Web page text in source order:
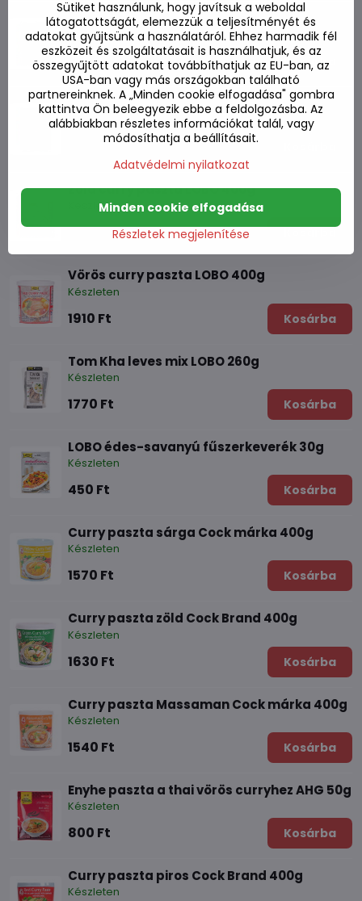
Paszta Tom Kha leveshez LOBO 50g
Készleten
410 Ft Kosárba
Paszta Tom Yum leveshez LOBO 30g
Készleten
390 Ft
Zöld curry paszta LOBO 400g
Készleten
1770 Ft
Vörös curry paszta LOBO 400g
Készleten
1910 Ft Kosárba
Tom Kha leves mix LOBO 260g
Készleten
1770 Ft Kosárba
LOBO édes-savanyú fűszerkeverék 30g
Készleten
450 Ft Kosárba
Curry paszta sárga Cock márka 400g
Készleten
1570 Ft Kosárba
Curry paszta zöld Cock Brand 400g
Készleten
1630 Ft Kosárba
Curry paszta Massaman Cock márka 400g
Készleten
1540 Ft Kosárba
Enyhe paszta a thai vörös curryhez AHG 50g
Készleten
800 Ft Kosárba
Curry paszta piros Cock Brand 400g
Készleten
Sütiket használunk, hogy javítsuk a weboldal
látogatottságát, elemezzük a teljesítményét és
adatokat gyűjtsünk a használatáról. Ehhez harmadik fél
eszközeit és szolgáltatásait is használhatjuk, és az
összegyűjtött adatokat továbbíthatjuk az EU-ban, az
USA-ban vagy más országokban található
partnereinknek. A „Minden cookie elfogadása" gombra
kattintva Ön beleegyezik ebbe a feldolgozásba. Az
alábbiakban részletes információkat talál, vagy
módosíthatja a beállításait.
Adatvédelmi nyilatkozat
Részletek megjelenítése
Minden cookie elfogadása